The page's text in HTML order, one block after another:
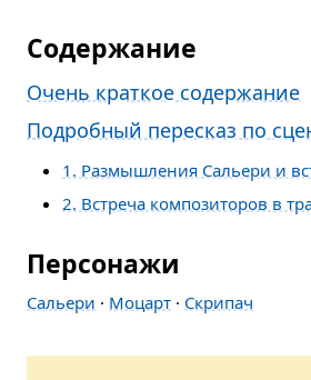
Содержание
Очень краткое содержание
Подробный пересказ по
1. Размышления Сальери и
2. Встреча композиторов в
Персонажи
Сальери · Моцарт · Скрипач